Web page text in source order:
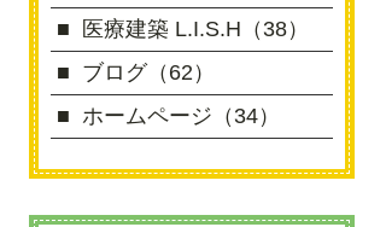
医療建築 L.I.S.H（38）
ブログ（62）
ホームページ（34）